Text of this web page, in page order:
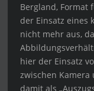
Bergland, Format
der Einsatz eines
nicht mehr aus,
hier der Einsatz
zwischen
damit als